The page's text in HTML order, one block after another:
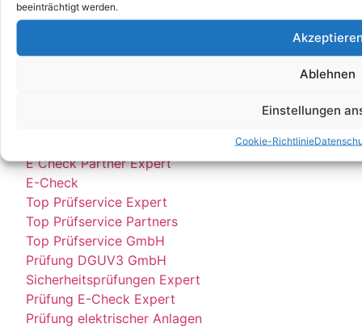
beeinträchtigt werden.
Ablehnen
Einstellungen
Cookie-Richtlinie
E Service GmbH
E Service Check Expert
E Check Partner Expert
E-Check
Top Prüfservice Expert
Top Prüfservice Partners
Top Prüfservice GmbH
Prüfung DGUV3 GmbH
Sicherheitsprüfungen Expert
Prüfung E-Check Expert
Prüfung elektrischer Anlagen